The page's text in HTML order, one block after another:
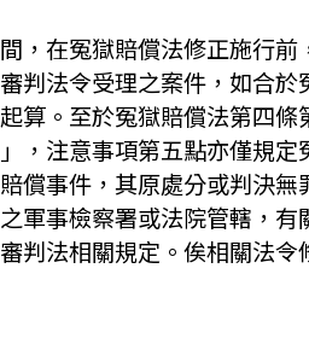
，在冤獄賠償法修正施行
判法令受理之案件，如合
算。至於冤獄賠償法第四
，注意事項第五點亦僅規
償事件，其原處分或判決
事檢察署或法院管轄，
判法相關規定。俟相關法